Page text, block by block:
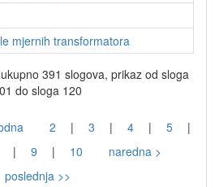
mjernih transformatora
391 slogova, prikaz od sloga
do sloga 120
2 | 3 | 4 | 5
|
| 9 | 10
naredna >
poslednja >>